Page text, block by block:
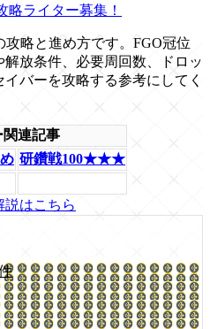
略ライター募集！
略と進め方です。FGO冠位
放条件、必要周回数、ドロッ
バーを攻略する参考にしてく
関連記事
研鑽戦100★★★
説はこちら